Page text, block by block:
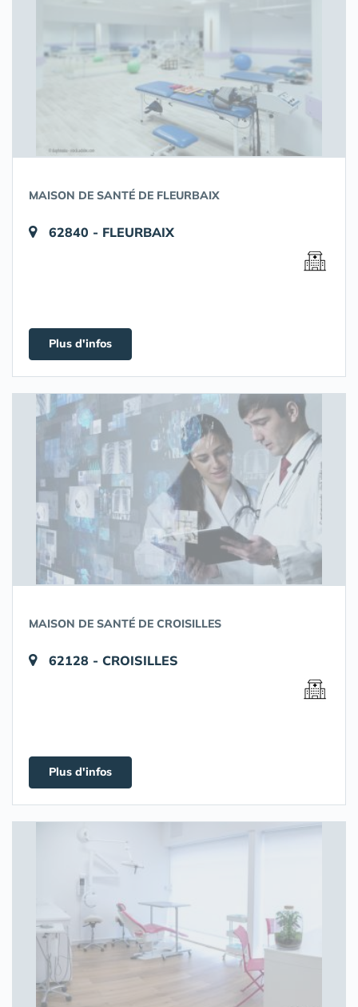
MAISON DE SANTÉ DE FLEURBAIX
62840 - FLEURBAIX
Plus d'infos
MAISON DE SANTÉ DE CROISILLES
62128 - CROISILLES
Plus d'infos